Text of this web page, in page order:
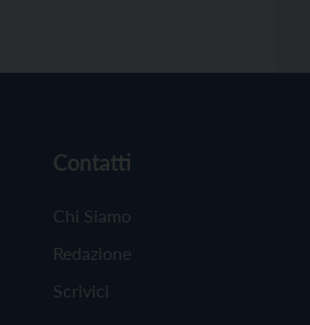
Contatti
Chi Siamo
Redazione
Scrivici